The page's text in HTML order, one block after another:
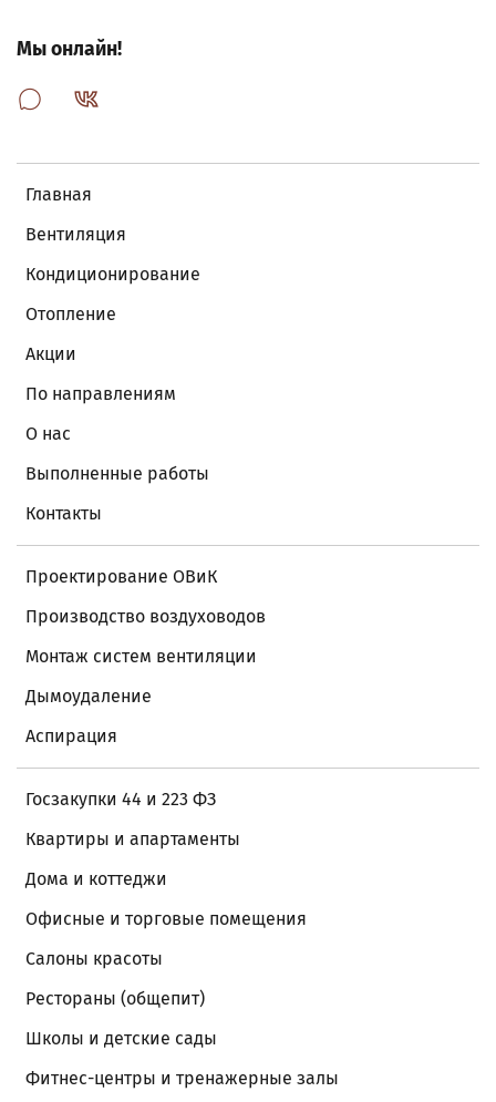
Главная
Вентиляция
Кондиционирование
Отопление
Акции
По направлениям
О нас
Выполненные работы
Контакты
Проектирование ОВиК
Производство воздуховодов
Монтаж систем вентиляции
Дымоудаление
Аспирация
Госзакупки 44 и 223 ФЗ
Квартиры и апартаменты
Дома и коттеджи
Офисные и торговые помещения
Салоны красоты
Рестораны (общепит)
Школы и детские сады
Фитнес-центры и тренажерные залы
Мы онлайн!